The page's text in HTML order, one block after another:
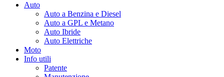
Auto
Auto a Benzina e Diesel
Auto a GPL e Metano
Auto Ibride
Auto Elettriche
Moto
Info utili
Patente